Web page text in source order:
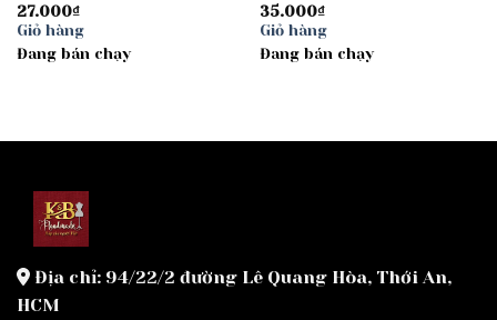
27.000₫
Giỏ hàng
Đang bán chạy
35.000₫
Giỏ hàng
Đang bán chạy
Địa chỉ: 94/22/2 đường Lê Quang Hòa, Thới An,
HCM